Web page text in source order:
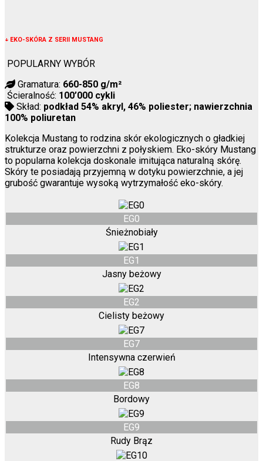
↓ EKO-SKÓRA Z SERII MUSTANG
POPULARNY WYBÓR
Gramatura: 660-850 g/m²
Ścieralność: 100’000 cykli
Skład: podkład 54% akryl, 46% poliester; nawierzchnia
100% poliuretan
Kolekcja Mustang to rodzina skór ekologicznych o gładkiej
strukturze oraz powierzchni z połyskiem. Eko-skóry Mustang
to popularna kolekcja doskonale imitująca naturalną skórę.
Skóry te posiadają przyjemną w dotyku powierzchnie, a jej
grubość gwarantuje wysoką wytrzymałość eko-skóry.
EG0
Śnieżnobiały
EG1
Jasny beżowy
EG2
Cielisty beżowy
EG7
Intensywna czerwień
EG8
Bordowy
EG9
Rudy Brąz